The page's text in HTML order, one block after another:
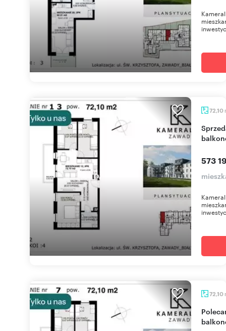
72,10
Sprzedam nowoczesne 4-pokojowe mieszkanie z
573
72,10
Polecam nowoczesne 4-pokojowe mieszkanie z